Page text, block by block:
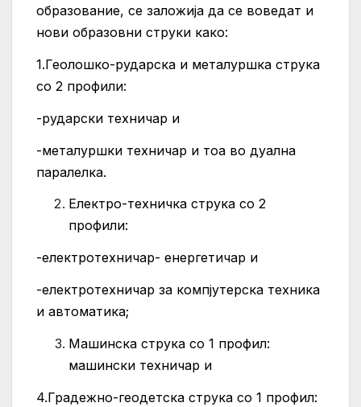
образование, се заложија да се воведат и
нови образовни струки како:
1.Геолошко-рударска и металуршка струка
со 2 профили:
-рударски техничар и
-металуршки техничар и тоа во дуална
паралелка.
Електро-техничка струка со 2
профили:
-електротехничар- енергетичар и
-електротехничар за компјутерска техника
и автоматика;
Машинска струка со 1 профил:
машински техничар и
4.Градежно-геодетска струка со 1 профил: